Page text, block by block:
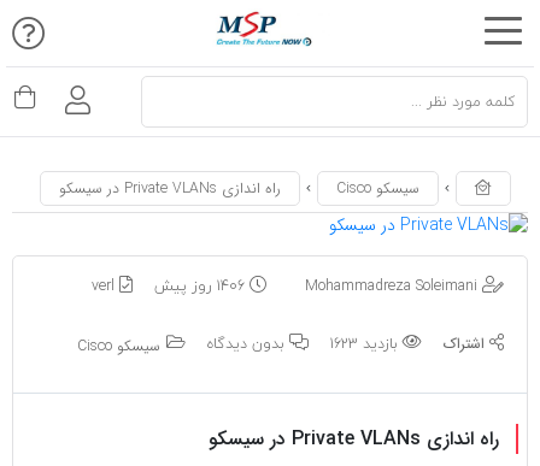
اشتراک
با
استفاده
از
زیر
این
سیسکو Cisco راه اندازی Private VLANs در سیسکو
Mohammadreza Soleimani 1406 روز پیش verl
اشتراک
گذاری
استفاده
از
روش‌های
زیر
این
صفحه
بازدید 1623 بدون دیدگاه سیسکو Cisco
راه اندازی Private VLANs در سیسکو